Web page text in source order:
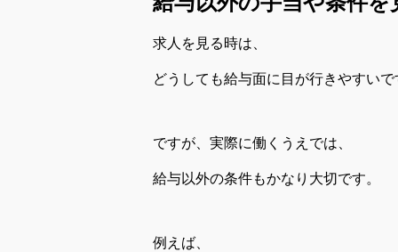
求人を見る時は、
どうしても給与面に目が行きやすいで
ですが、実際に働くうえでは、
給与以外の条件もかなり大切です。
例えば、